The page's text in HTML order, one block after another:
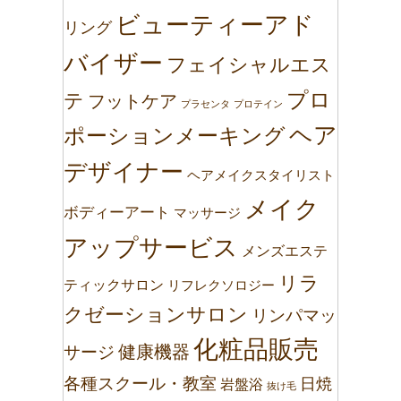
リング ビューティーアド
バイザー フェイシャルエス
テ フットケア プラセンタ プロテイン プロ
ポーションメーキングヘア
デザイナー ヘアメイクスタイリスト
ボディーアート マッサージ メイク
アップサービス
メンズエステ
ティックサロン リフレクソロジー リラ
クゼーションサロン リンパマッ
サージ 健康機器 化粧品販売
各種スクール・教室 岩盤浴 抜け毛 日焼